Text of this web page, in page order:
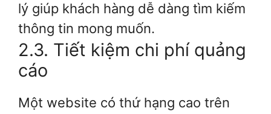
lý giúp khách hàng dễ dàng tìm kiếm
thông tin mong muốn.
2.3. Tiết kiệm chi phí quảng
cáo
Một website có thứ hạng cao trên